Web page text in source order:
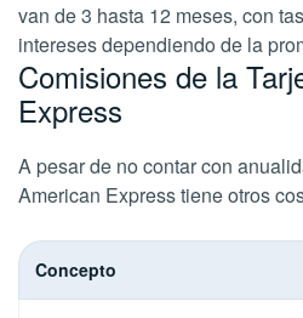
van de 3 hasta 12 meses, con
intereses dependiendo de la
Comisiones de la
Express
A pesar de no contar con
American Express tiene otros
Concepto